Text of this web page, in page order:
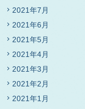
2021年7月
2021年6月
2021年5月
2021年4月
2021年3月
2021年2月
2021年1月